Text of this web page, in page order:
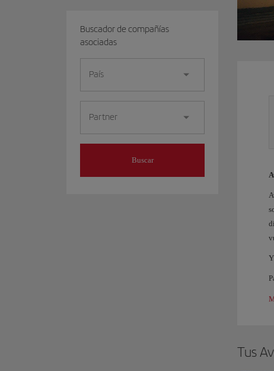
Tus
Buscador de compañías
asociadas
País
Partner
Buscar